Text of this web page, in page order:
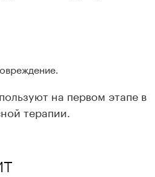
на первом этапе в
терапии.